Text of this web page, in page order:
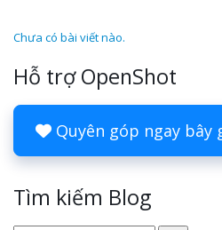
Chưa có bài viết nào.
Hỗ trợ OpenShot
Quyên góp ngay bây
Tìm kiếm Blog